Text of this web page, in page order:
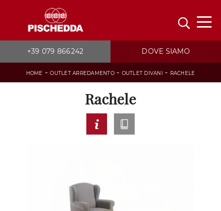
+39 079 866242 DOVE SIAMO
HOME -OUTLET ARREDAMENTO- OUTLET DIVANI - RACHELE
Rachele